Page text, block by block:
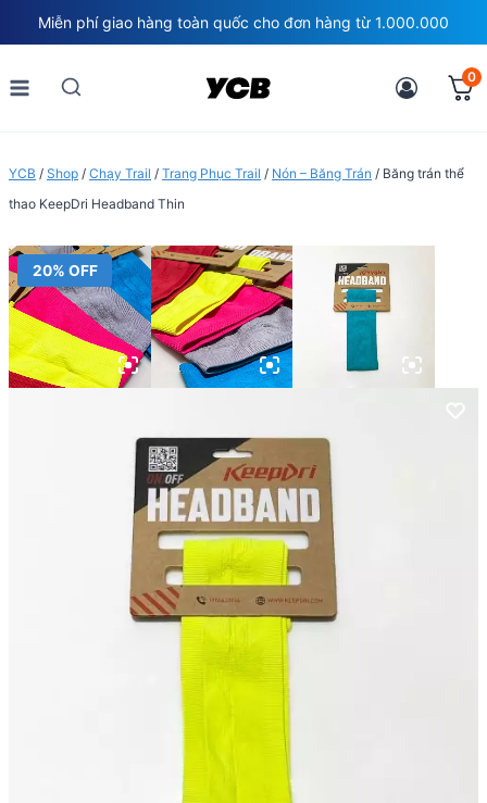
to
content
Miễn phí giao hàng toàn quốc cho đơn hàng từ 1.000.000
0
YCB / Shop / Chạy Trail / Trang Phục Trail / Nón – Băng Trán / Băng trán thể
thao KeepDri Headband Thin
20% OFF